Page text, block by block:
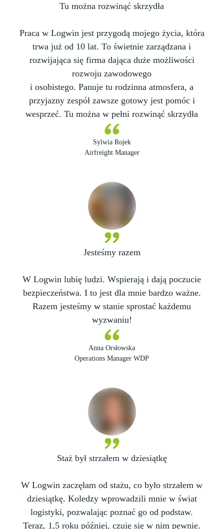
Tu można rozwinąć skrzydła
Praca w Logwin jest przygodą mojego życia, która
trwa już od 10 lat. To świetnie zarządzana i
rozwijająca się firma dająca duże możliwości
rozwoju zawodowego
i osobistego. Panuje tu rodzinna atmosfera, a
przyjazny zespół zawsze gotowy jest pomóc i
wesprzeć. Tu można w pełni rozwinąć skrzydła
Sylwia Rojek
Airfreight Manager
Jesteśmy razem
W Logwin lubię ludzi. Wspierają i dają poczucie
bezpieczeństwa. I to jest dla mnie bardzo ważne.
Razem jesteśmy w stanie sprostać każdemu
wyzwaniu!
Anna Orsłowska
Operations Manager WDP
Staż był strzałem w dziesiątkę
W Logwin zaczęłam od stażu, co było strzałem w
dziesiątkę. Koledzy wprowadzili mnie w świat
logistyki, pozwalając poznać go od podstaw.
Teraz, 1,5 roku później, czuję się w nim pewnie.